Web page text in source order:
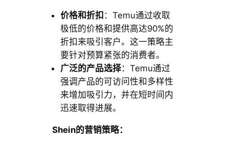
价格和折扣 ：Temu通过收取
极低的价格和提供高达90%的
折扣来吸引客户。这一策略主
要针对预算紧张的消费者。
广泛的产品选择：Temu通过
强调产品的可访问性和多样性
来增加吸引力，并在短时间内
迅速取得进展。
Shein的营销策略：